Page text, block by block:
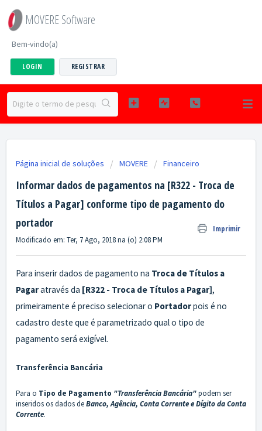
MOVERE Software
Bem-vindo(a)
LOGIN REGISTRAR
Página inicial de soluções MOVERE Financeiro
Informar dados de pagamentos na [R322 - Troca de
Títulos a Pagar] conforme tipo de pagamento do
portador
Imprimir
Modificado em: Ter, 7 Ago, 2018 na (o) 2:08 PM
Para inserir dados de pagamento na Troca de Títulos a
Pagaratravés da [R322 - Troca de Títulos a Pagar],
primeiramente é preciso selecionar o Portadorpois é no
cadastro deste que é parametrizado qual o tipo de
pagamento será exigível.
Transferência Bancária
Para o Tipo de Pagamento "Transferência Bancária"podem ser
inseridos os dados deBanco, Agência, Conta Corrente e Dígito da Conta
Corrente.